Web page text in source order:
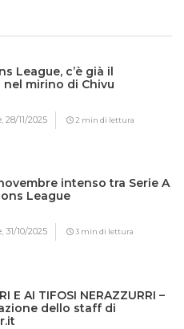
League, c’è già il
nel mirino di Chivu
28/11/2025 2 min di lettura
intenso tra Serie A
League
31/10/2025 3 min di lettura
E AI TIFOSI NERAZZURRI –
dello staff di